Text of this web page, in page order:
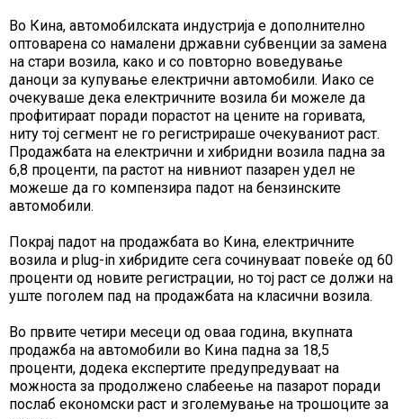
Во Кина, автомобилската индустрија е дополнително
оптоварена со намалени државни субвенции за замена
на стари возила, како и со повторно воведување
даноци за купување електрични автомобили. Иако се
очекуваше дека електричните возила би можеле да
профитираат поради порастот на цените на горивата,
ниту тој сегмент не го регистрираше очекуваниот раст.
Продажбата на електрични и хибридни возила падна за
6,8 проценти, па растот на нивниот пазарен удел не
можеше да го компензира падот на бензинските
автомобили.
Покрај падот на продажбата во Кина, електричните
возила и plug-in хибридите сега сочинуваат повеќе од 60
проценти од новите регистрации, но тој раст се должи на
уште поголем пад на продажбата на класични возила.
Во првите четири месеци од оваа година, вкупната
продажба на автомобили во Кина падна за 18,5
проценти, додека експертите предупредуваат на
можноста за продолжено слабеење на пазарот поради
послаб економски раст и зголемување на трошоците за